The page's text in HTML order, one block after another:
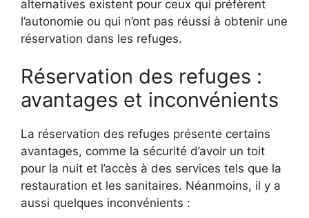
alternatives existent pour ceux qui préfèrent
l’autonomie ou qui n’ont pas réussi à obtenir une
réservation dans les refuges.
Réservation des refuges :
avantages et inconvénients
La réservation des refuges présente certains
avantages, comme la sécurité d’avoir un toit
pour la nuit et l’accès à des services tels que la
restauration et les sanitaires. Néanmoins, il y a
aussi quelques inconvénients :